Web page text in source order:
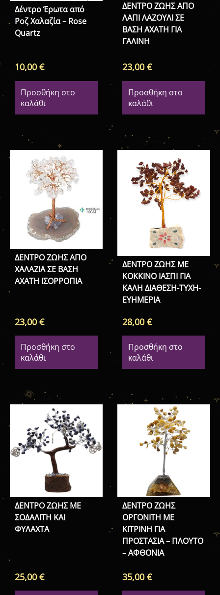
Δέντρο Έρωτα από
Ροζ Χαλαζία – Rose
Quartz
10,00€
Προσθήκη στο
καλάθι
ΔΕΝΤΡΟ ΖΩΗΣ ΑΠΟ
ΛΑΠΙ ΛΑΖΟΥΛΙ ΣΕ
ΒΑΣΗ ΑΧΑΤΗ ΓΙΑ
ΓΑΛΙΝΗ
23,00€
Προσθήκη στο
καλάθι
ΔΕΝΤΡΟ ΖΩΗΣ ΑΠΟ
ΧΑΛΑΖΙΑ ΣΕ ΒΑΣΗ
ΑΧΑΤΗ ΙΣΟΡΡΟΠΙΑ
23,00€
Προσθήκη στο
καλάθι
ΔΕΝΤΡΟ ΖΩΗΣ ΜΕ
ΚΟΚΚΙΝΟ ΙΑΣΠΙ ΓΙΑ
ΚΑΛΗ ΔΙΑΘΕΣΗ-ΤΥΧΗ-
ΕΥΗΜΕΡΙΑ
28,00€
Προσθήκη στο
καλάθι
ΔΕΝΤΡΟ ΖΩΗΣ ΜΕ
ΣΟΔΑΛΙΤΗ ΚΑΙ
ΦΥΛΑΧΤΑ
25,00€
ΔΕΝΤΡΟ ΖΩΗΣ
ΟΡΓΟΝΙΤΗ ΜΕ
ΚΙΤΡΙΝΗ ΓΙΑ
ΠΡΟΣΤΑΣΙΑ – ΠΛΟΥΤΟ
– ΑΦΘΟΝΙΑ
35,00€